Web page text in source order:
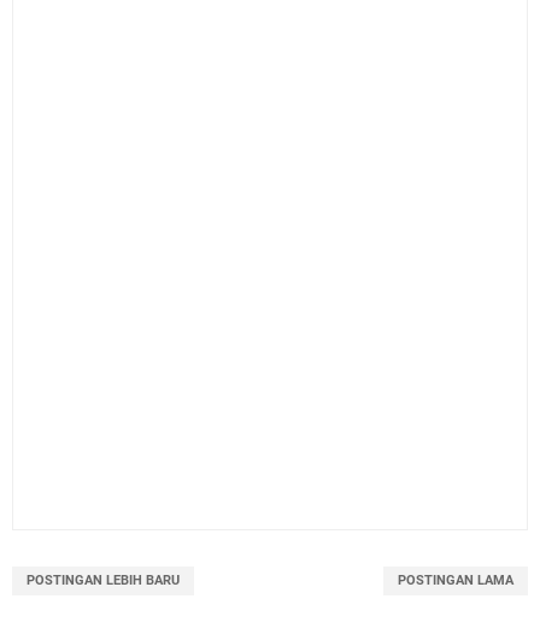
POSTINGAN LEBIH BARU POSTINGAN LAMA